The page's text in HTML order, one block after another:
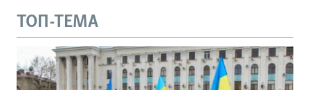
ТОП-ТЕМА